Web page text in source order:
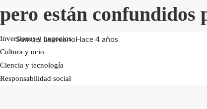
RESPONSABILIDAD SOCIAL
Inversiones y negocios
Cultura y ocio
Ciencia y tecnología
Responsabilidad social
pero están confundidos
Samuel LaureanoHace 4 años